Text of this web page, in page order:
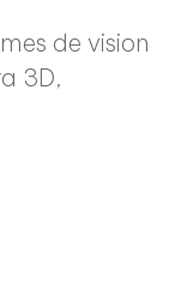
de vision
3D,